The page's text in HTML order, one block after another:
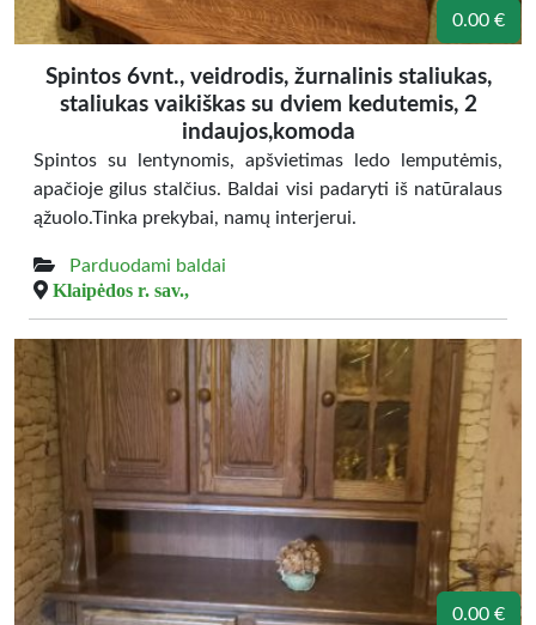
0.00 €
Spintos 6vnt., veidrodis, žurnalinis staliukas,
staliukas vaikiškas su dviem kedutemis, 2
indaujos,komoda
Spintos su lentynomis, apšvietimas ledo lemputėmis,
apačioje gilus stalčius. Baldai visi padaryti iš natūralaus
ąžuolo.Tinka prekybai, namų interjerui.
Parduodami baldai
Klaipėdos r. sav.,
0.00 €